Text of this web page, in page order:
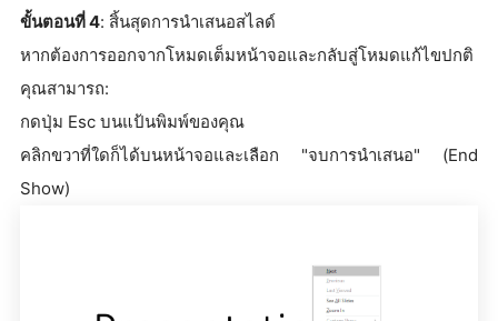
ขั้นตอนที่ 4: สิ้นสุดการนำเสนอสไลด์
หากต้องการออกจากโหมดเต็มหน้าจอและกลับสู่โหมดแก้ไขปกติ
คุณสามารถ:
กดปุ่ม Esc บนแป้นพิมพ์ของคุณ
คลิกขวาที่ใดก็ได้บนหน้าจอและเลือก "จบการนำเสนอ" (End
Show)